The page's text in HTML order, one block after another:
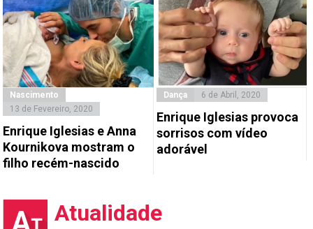
Nascimento
13 de Fevereiro, 2020
Enrique Iglesias e Anna
Kournikova mostram o
filho recém-nascido
Dança 6 de Abril, 2020
Enrique Iglesias provoca
sorrisos com vídeo
adorável
Atualidade